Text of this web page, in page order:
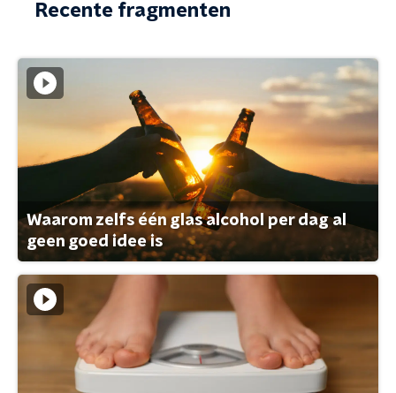
Recente fragmenten
Waarom zelfs één glas alcohol per dag al
geen goed idee is